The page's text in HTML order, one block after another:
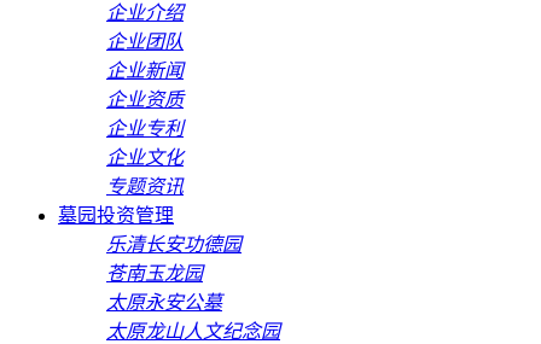
企业介绍
企业团队
企业新闻
企业资质
企业专利
企业文化
专题资讯
墓园投资管理
乐清长安功德园
苍南玉龙园
太原永安公墓
太原龙山人文纪念园